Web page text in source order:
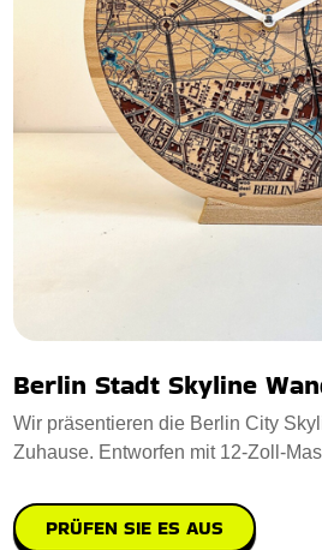
Berlin Stadt Skyline
Wir präsentieren die Berlin City
Zuhause. Entworfen mit 12-Zoll-
PRÜFEN SIE ES AUS